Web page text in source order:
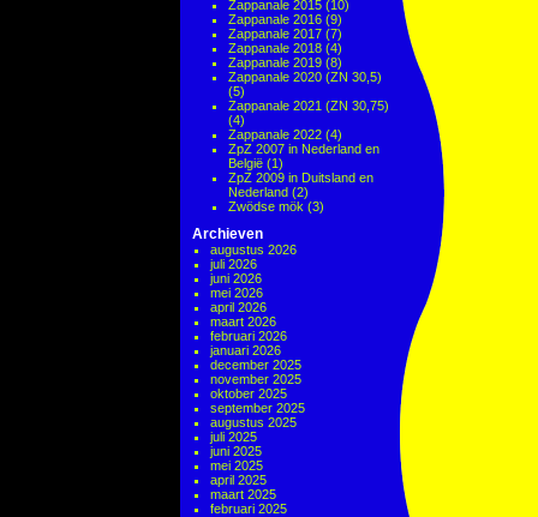
Zappanale 2015 (10)
Zappanale 2016 (9)
Zappanale 2017 (7)
Zappanale 2018 (4)
Zappanale 2019 (8)
Zappanale 2020 (ZN 30,5)
(5)
Zappanale 2021 (ZN 30,75)
(4)
Zappanale 2022 (4)
ZpZ 2007 in Nederland en
België (1)
ZpZ 2009 in Duitsland en
Nederland (2)
Zwödse mök (3)
Archieven
augustus 2026
juli 2026
juni 2026
mei 2026
april 2026
maart 2026
februari 2026
januari 2026
december 2025
november 2025
oktober 2025
september 2025
augustus 2025
juli 2025
juni 2025
mei 2025
april 2025
maart 2025
februari 2025